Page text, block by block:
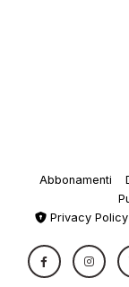
Abbonamenti
Privacy Policy